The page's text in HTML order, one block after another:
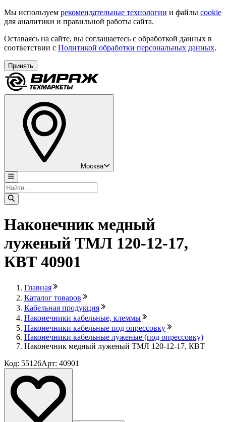
Мы используем рекомендательные технологии и файлы cookie
для аналитики и правильной работы сайта.
Оставаясь на сайте, вы соглашаетесь с обработкой данных в
соответствии с Политикой обработки персональных данных.
Принять
Москва
Наконечник медный
луженый ТМЛ 120-12-17,
КВТ 40901
Главная
Каталог товаров
Кабельная продукция
Наконечники кабельные, клеммы
Наконечники кабельные под опрессовку
Наконечники кабельные луженые (под опрессовку)
Наконечник медный луженый ТМЛ 120-12-17, КВТ
Код: 55126Арт: 40901